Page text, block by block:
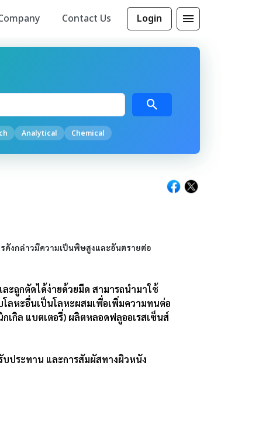
Contact Us Login
Analytical Chemical
ดังกล่าวมีความเป็นพิษสูงและอันตรายต่อ
ะถูกตัดได้ง่ายด้วยมีด สามารถนำมาใช้
โลหะอื่นเป็นโลหะผสมเพื่อเพิ่มความทนต่อ
เกิล แบตเตอรี่) ผลิตหลอดฟลูออเรสเซ็นส์
บประทาน และการสัมผัสทางผิวหนัง